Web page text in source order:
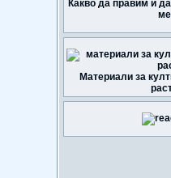
Какво да правим и
Материали за